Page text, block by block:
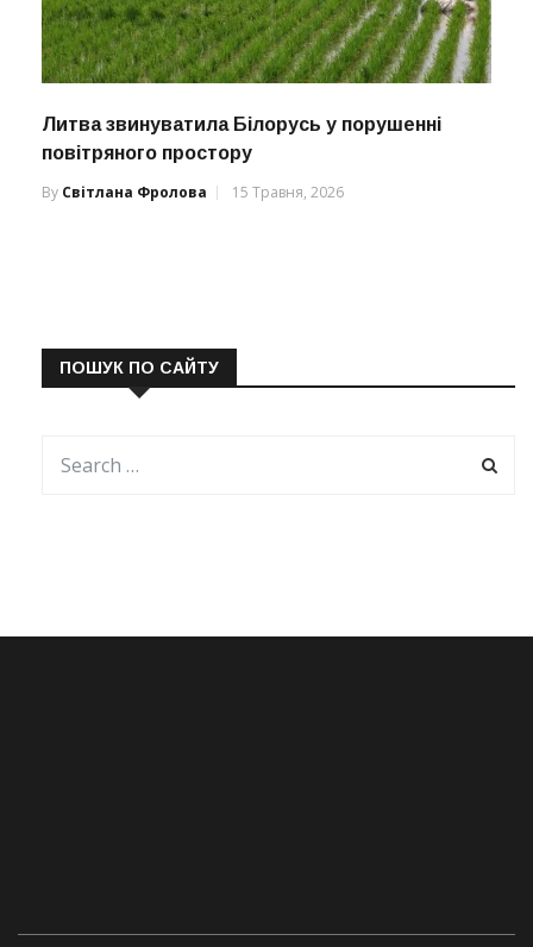
Литва звинуватила Білорусь у порушенні
повітряного простору
By Світлана Фролова 15 Травня, 2026
ПОШУК ПО САЙТУ